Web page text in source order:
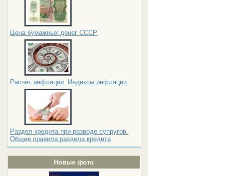
Цена бумажных денег СССР
Расчёт инфляции. Индексы инфляции
Раздел кредита при разводе супругов.
Общие правила раздела кредита
Новые фото